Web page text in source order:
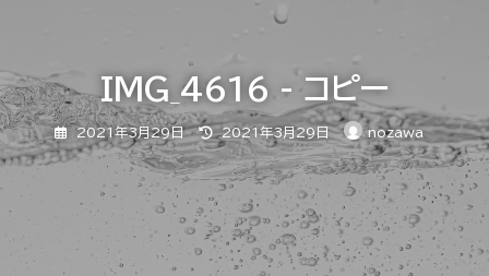
IMG_4616 - コピー
2021年3月29日
最
終
更
新
日
時
2021年3月29日 nozawa